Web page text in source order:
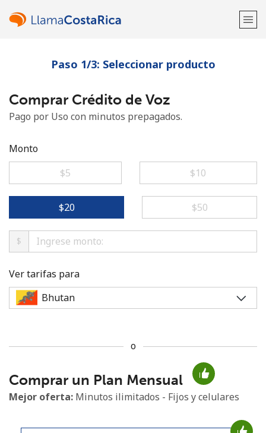
¡Bienvenido!
¿Ya tienes una cuenta?Inicia sesión →
No se ha creado una contraseña
Mínimo 8 caracteres
Una letra mayúscula y una minúscula
Un número
Paso 1/3: Seleccionar producto
Comprar Crédito de Voz
Pago por Uso con minutos prepagados.
Monto
⁦$5⁩
⁦$10⁩
⁦$20⁩ ⁦$50⁩
$
Ver tarifas para
o
Comprar un Plan Mensual
Mejor oferta: Minutos ilimitados - Fijos y celulares